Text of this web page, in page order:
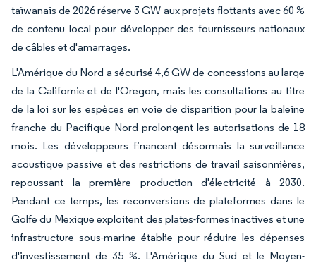
taïwanais de 2026 réserve 3 GW aux projets flottants avec 60 %
de contenu local pour développer des fournisseurs nationaux
de câbles et d'amarrages.
L'Amérique du Nord a sécurisé 4,6 GW de concessions au large
de la Californie et de l'Oregon, mais les consultations au titre
de la loi sur les espèces en voie de disparition pour la baleine
franche du Pacifique Nord prolongent les autorisations de 18
mois. Les développeurs financent désormais la surveillance
acoustique passive et des restrictions de travail saisonnières,
repoussant la première production d'électricité à 2030.
Pendant ce temps, les reconversions de plateformes dans le
Golfe du Mexique exploitent des plates-formes inactives et une
infrastructure sous-marine établie pour réduire les dépenses
d'investissement de 35 %. L'Amérique du Sud et le Moyen-